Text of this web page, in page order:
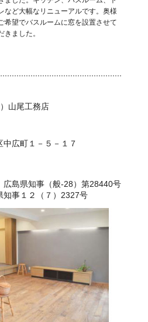
など大幅なリニューアルです。奥様
希望でバスルームに窓を設置させて
きました。
山尾工務店
広町１－５－１７
島県知事（般-28）第28440号
事１２（７）2327号